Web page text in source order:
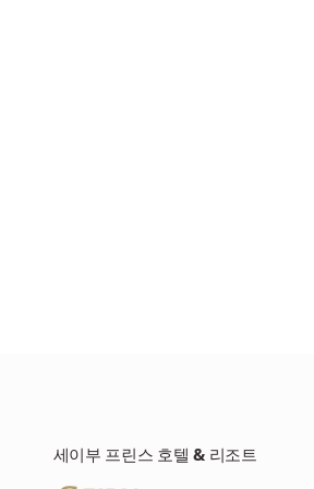
세이부 프린스 호텔 & 리조트